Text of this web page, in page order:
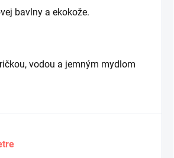
bavlny a ekokože.
vodou a jemným mydlom